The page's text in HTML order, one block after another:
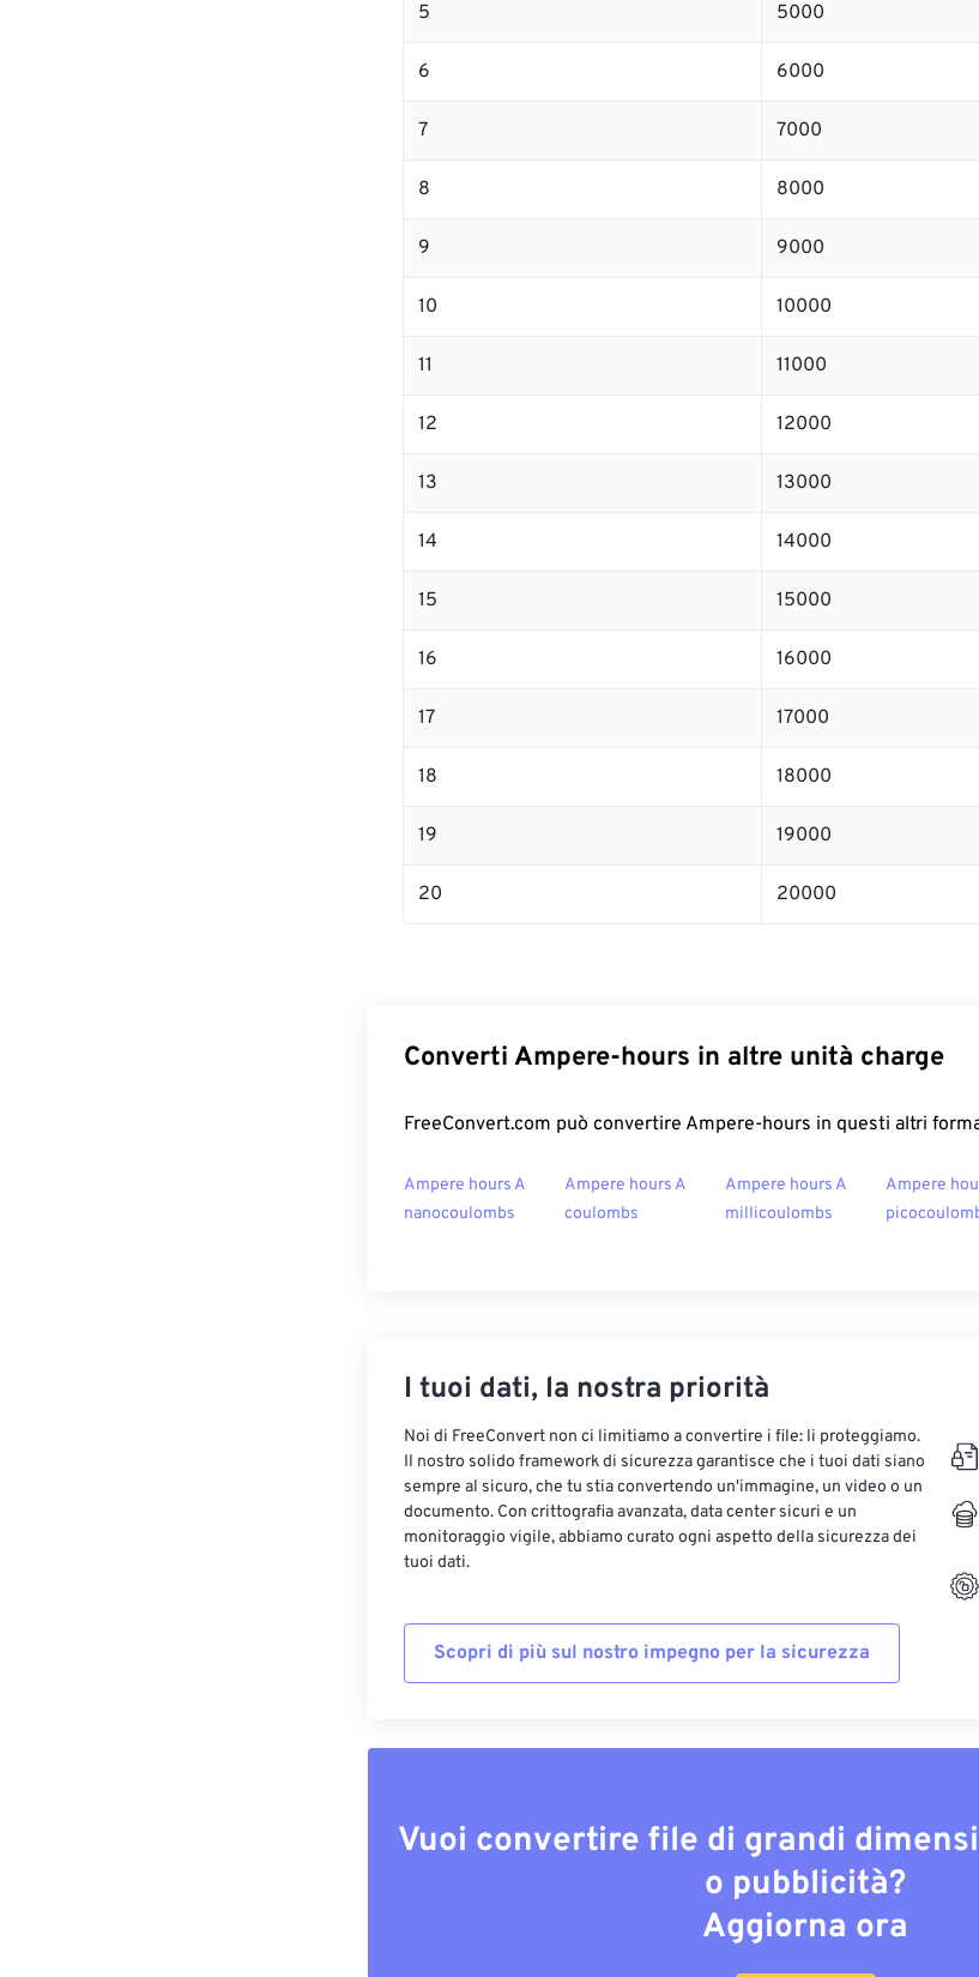
5 5000
6 6000
7 7000
8 8000
9 9000
10 10000
11 11000
12 12000
13 13000
14 14000
15 15000
16 16000
17 17000
18 18000
19 19000
20 20000
Converti Ampere-hours in altre unità charge
FreeConvert.com può convertire Ampere-hours in questi altri
Ampere hours A
nanocoulombs
Ampere hours A
coulombs
Ampere hours A
millicoulombs
Ampere
I tuoi dati, la nostra priorità
Noi di FreeConvert non ci limitiamo a convertire i file: li proteggiamo.
Il nostro solido framework di sicurezza garantisce che i tuoi dati siano
sempre al sicuro, che tu stia convertendo un'immagine, un video o un
documento. Con crittografia avanzata, data center sicuri e un
monitoraggio vigile, abbiamo curato ogni aspetto della sicurezza dei
tuoi dati.
Scopri di più sul nostro impegno per la sicurezza
Vuoi convertire file di grandi
o pubblicità?
Aggiorna ora